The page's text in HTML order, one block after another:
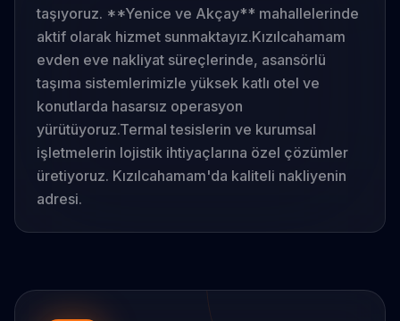
taşıyoruz. **Yenice ve Akçay** mahallelerinde
aktif olarak hizmet sunmaktayız.Kızılcahamam
evden eve nakliyat süreçlerinde, asansörlü
taşıma sistemlerimizle yüksek katlı otel ve
konutlarda hasarsız operasyon
yürütüyoruz.Termal tesislerin ve kurumsal
işletmelerin lojistik ihtiyaçlarına özel çözümler
üretiyoruz. Kızılcahamam'da kaliteli nakliyenin
adresi.